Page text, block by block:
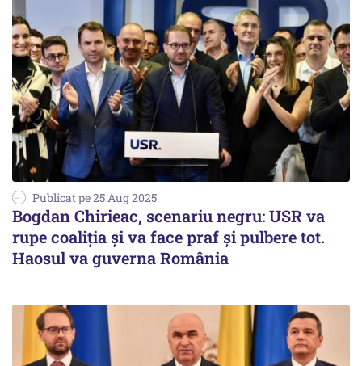
Publicat pe 25 Aug 2025
Bogdan Chirieac, scenariu negru: USR va
rupe coaliția și va face praf și pulbere tot.
Haosul va guverna România